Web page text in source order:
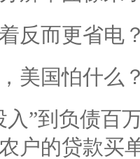
反而更省电
美国怕什么
入”到负债百
户的贷款买